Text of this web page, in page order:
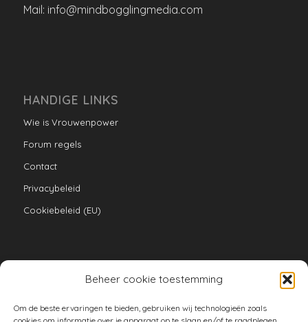
Beheer cookie toestemming
Om de beste ervaringen te bieden, gebruiken wij technologieën zoals
Mail: info@mindbogglingmedia.com
HANDIGE LINKS
Wie is Vrouwenpower
Forum regels
Contact
Privacybeleid
Cookiebeleid (EU)
armoe keuken